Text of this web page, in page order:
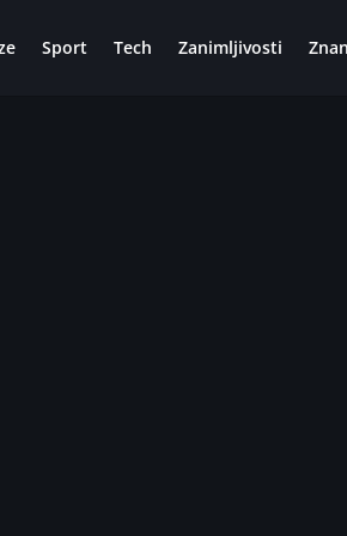
Sport Tech Zanimljivosti